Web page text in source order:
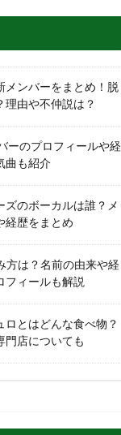
メンバーをまとめ！脱
理由や不仲説は？
ーのプロフィールや経
曲も紹介
ズのボーカルは誰？メ
経歴をまとめ
方は？名前の由来や経
フィールも解説
ロとはどんな食べ物？
門店についても